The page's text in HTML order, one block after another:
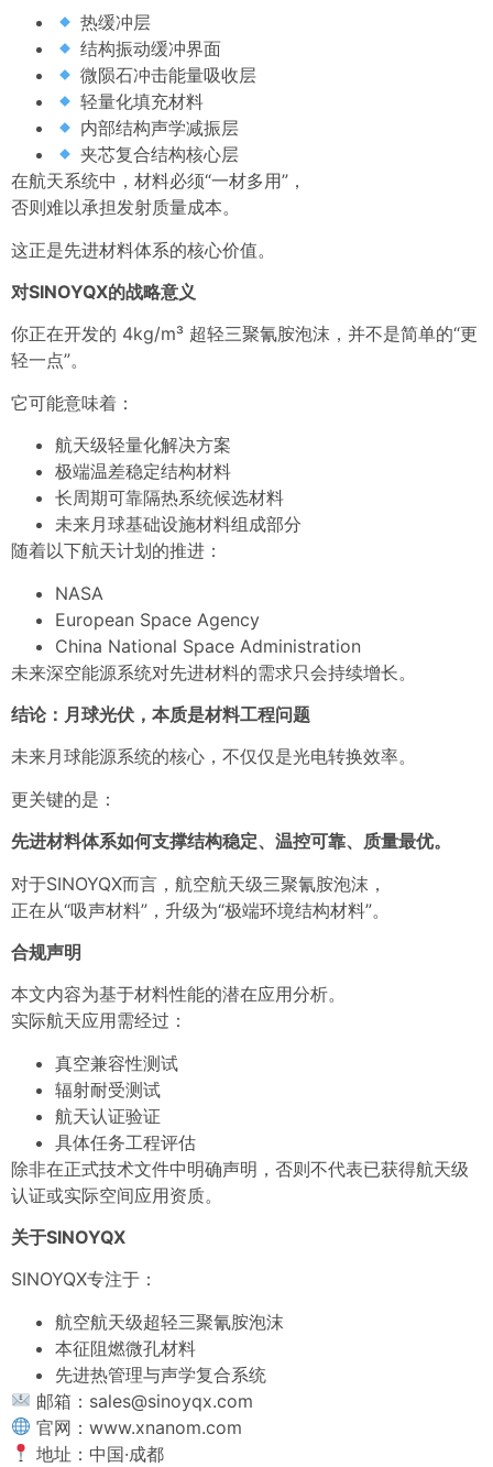
热缓冲层
结构振动缓冲界面
微陨石冲击能量吸收层
轻量化填充材料
内部结构声学减振层
夹芯复合结构核心层
在航天系统中，材料必须“一材多用”，
否则难以承担发射质量成本。
这正是先进材料体系的核心价值。
对SINOYQX的战略意义
你正在开发的 4kg/m³ 超轻三聚氰胺泡沫，并不是简单的“更
轻一点”。
它可能意味着：
航天级轻量化解决方案
极端温差稳定结构材料
长周期可靠隔热系统候选材料
未来月球基础设施材料组成部分
随着以下航天计划的推进：
NASA
European Space Agency
China National Space Administration
未来深空能源系统对先进材料的需求只会持续增长。
结论：月球光伏，本质是材料工程问题
未来月球能源系统的核心，不仅仅是光电转换效率。
更关键的是：
先进材料体系如何支撑结构稳定、温控可靠、质量最优。
对于SINOYQX而言，航空航天级三聚氰胺泡沫，
正在从“吸声材料”，升级为“极端环境结构材料”。
合规声明
本文内容为基于材料性能的潜在应用分析。
实际航天应用需经过：
真空兼容性测试
辐射耐受测试
航天认证验证
具体任务工程评估
除非在正式技术文件中明确声明，否则不代表已获得航天级
认证或实际空间应用资质。
关于SINOYQX
SINOYQX专注于：
航空航天级超轻三聚氰胺泡沫
本征阻燃微孔材料
先进热管理与声学复合系统
邮箱：sales@sinoyqx.com
官网：www.xnanom.com
地址：中国·成都